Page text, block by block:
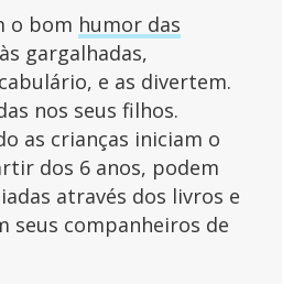
o bom humor das
gargalhadas,
e as divertem.
nos seus filhos.
as crianças iniciam o
dos 6 anos, podem
através dos livros e
seus companheiros de